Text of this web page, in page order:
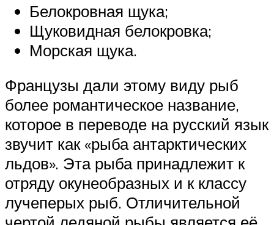
Белокровная щука;
Щуковидная белокровка;
Морская щука.
Французы дали этому виду рыб
более романтическое название,
которое в переводе на русский язык
звучит как «рыба антарктических
льдов». Эта рыба принадлежит к
отряду окунеобразных и к классу
лучеперых рыб. Отличительной